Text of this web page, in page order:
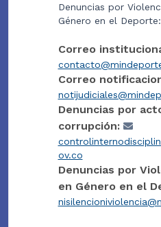
Denuncias por
Género en el Deporte:
Correo
Correo
Denuncias por
corrupción:
ov.co
Denuncias por
en Género en el